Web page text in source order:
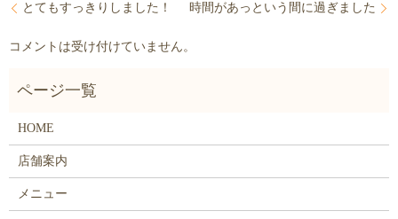
とてもすっきりしました！ 時間があっという間に過ぎました
コメントは受け付けていません。
HOME
店舗案内
メニュー